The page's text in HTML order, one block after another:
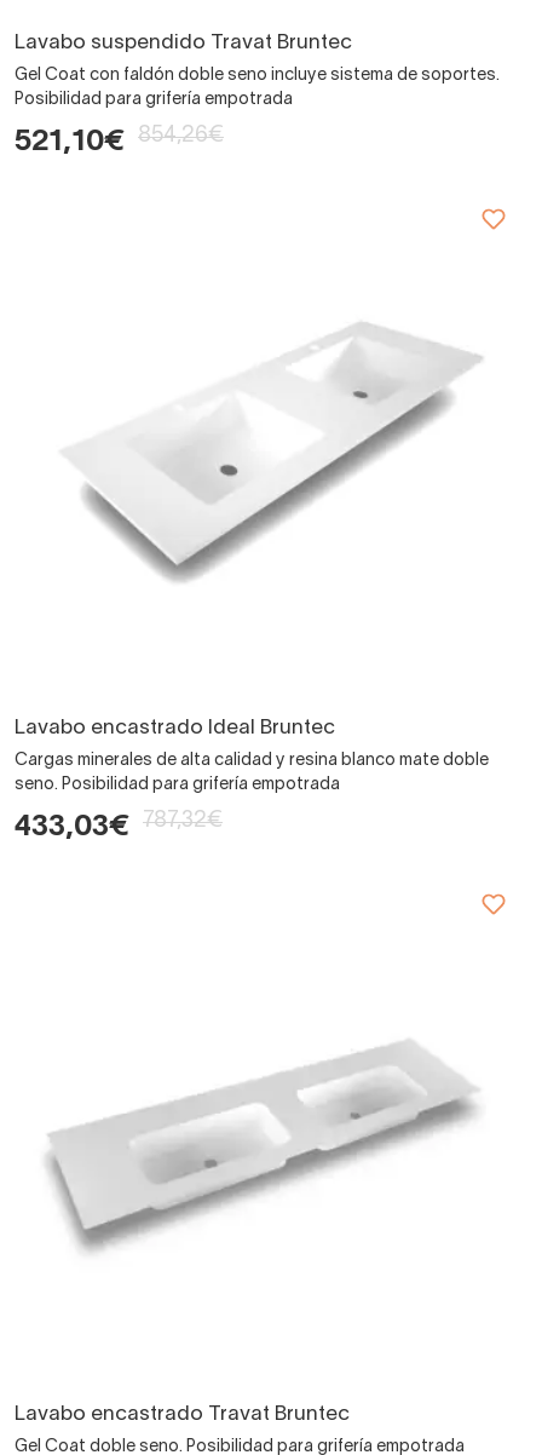
Lavabo suspendido Travat Bruntec
Gel Coat con faldón doble seno incluye sistema de soportes.
Posibilidad para grifería empotrada
521,10€ 854,26€
Lavabo encastrado Ideal Bruntec
Cargas minerales de alta calidad y resina blanco mate doble
seno. Posibilidad para grifería empotrada
433,03€ 787,32€
Lavabo encastrado Travat Bruntec
Gel Coat doble seno. Posibilidad para grifería empotrada